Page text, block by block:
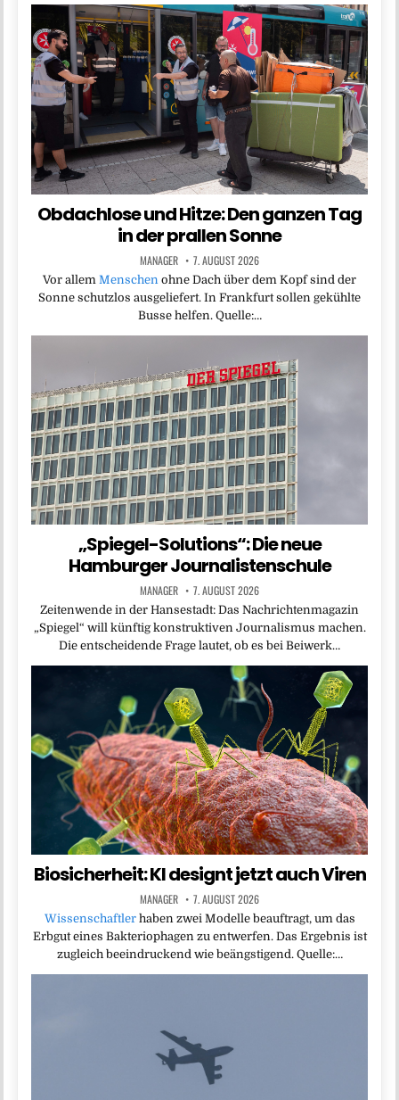
Obdachlose und Hitze: Den ganzen Tag
in der prallen Sonne
MANAGER 7. AUGUST 2026
Vor allem Menschen ohne Dach über dem Kopf sind der
Sonne schutzlos ausgeliefert. In Frankfurt sollen gekühlte
Busse helfen. Quelle:…
„Spiegel-Solutions“: Die neue
Hamburger Journalistenschule
MANAGER 7. AUGUST 2026
Zeitenwende in der Hansestadt: Das Nachrichtenmagazin
„Spiegel“ will künftig konstruktiven Journalismus machen.
Die entscheidende Frage lautet, ob es bei Beiwerk…
Biosicherheit: KI designt jetzt auch Viren
MANAGER 7. AUGUST 2026
Wissenschaftlerhaben zwei Modelle beauftragt, um das
Erbgut eines Bakteriophagen zu entwerfen. Das Ergebnis ist
zugleich beeindruckend wie beängstigend. Quelle:…